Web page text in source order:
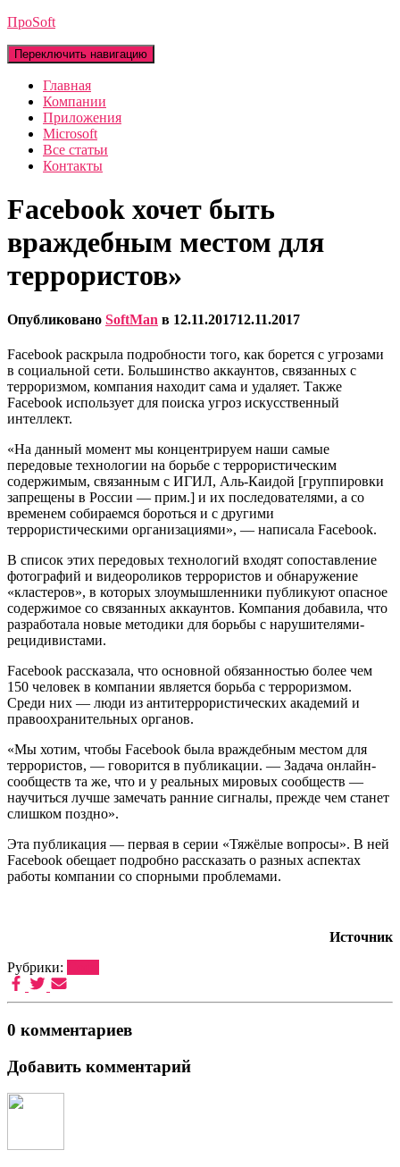
ПроSoft
Переключить навигацию
Главная
Компании
Приложения
Microsoft
Все статьи
Контакты
Facebook хочет быть
враждебным местом для
террористов»
Опубликовано SoftMan в 12.11.201712.11.2017
Facebook раскрыла подробности того, как борется с угрозами
в социальной сети. Большинство аккаунтов, связанных с
терроризмом, компания находит сама и удаляет. Также
Facebook использует для поиска угроз искусственный
интеллект.
«На данный момент мы концентрируем наши самые
передовые технологии на борьбе с террористическим
содержимым, связанным с ИГИЛ, Аль-Каидой [группировки
запрещены в России — прим.] и их последователями, а со
временем собираемся бороться и с другими
террористическими организациями», — написала Facebook.
В список этих передовых технологий входят сопоставление
фотографий и видеороликов террористов и обнаружение
«кластеров», в которых злоумышленники публикуют опасное
содержимое со связанных аккаунтов. Компания добавила, что
разработала новые методики для борьбы с нарушителями-
рецидивистами.
Facebook рассказала, что основной обязанностью более чем
150 человек в компании является борьба с терроризмом.
Среди них — люди из антитеррористических академий и
правоохранительных органов.
«Мы хотим, чтобы Facebook была враждебным местом для
террористов, — говорится в публикации. — Задача онлайн-
сообществ та же, что и у реальных мировых сообществ —
научиться лучше замечать ранние сигналы, прежде чем станет
слишком поздно».
Эта публикация — первая в серии «Тяжёлые вопросы». В ней
Facebook обещает подробно рассказать о разных аспектах
работы компании со спорными проблемами.
Источник
Рубрики:
0 комментариев
Добавить комментарий